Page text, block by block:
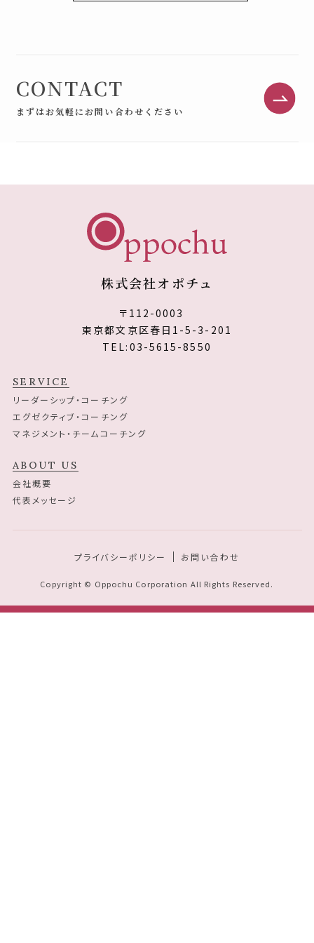
CONTACT
まずはお気軽にお問い合わせください
株式会社オポチュ
〒112-0003
東京都文京区春日1-5-3-201
TEL:03-5615-8550
SERVICE
リーダーシップ・コーチング
エグゼクティブ・コーチング
マネジメント・チームコーチング
ABOUT US
会社概要
代表メッセージ
プライバシーポリシー お問い合わせ
Copyright © Oppochu Corporation All Rights Reserved.